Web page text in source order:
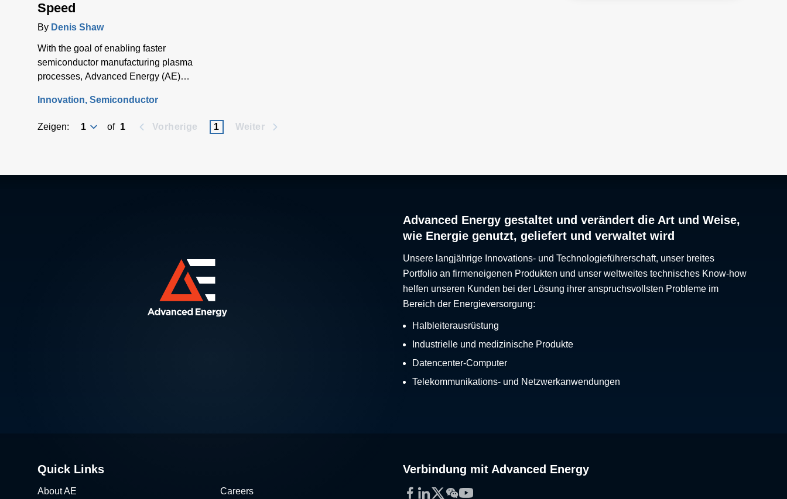
Speed
By Denis Shaw
With the goal of enabling faster
semiconductor manufacturing plasma
processes, Advanced Energy (AE)
development program back in 2010 to
fastest RF power tuning network.
Innovation Semiconductor
Zeigen: of 1 Vorherige 1 Weiter
Advanced Energy gestaltet und verändert die Art und Weise,
wie Energie genutzt, geliefert und verwaltet wird
Unsere langjährige Innovations- und Technologieführerschaft, unser breites
Portfolio an firmeneigenen Produkten und unser weltweites technisches Know-how
helfen unseren Kunden bei der Lösung ihrer anspruchsvollsten Probleme im
Bereich der Energieversorgung:
Halbleiterausrüstung
Industrielle und medizinische Produkte
Datencenter-Computer
Telekommunikations- und Netzwerkanwendungen
Quick Links
About AE Careers
Verbindung mit Advanced Energy
Facebook
LinkedIn
Twitter
WeChat
YouTube